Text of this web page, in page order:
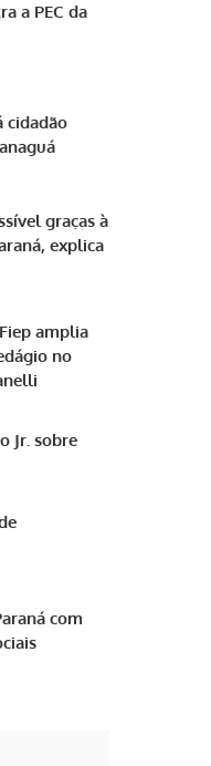
a PEC da
cidadão
graças à
explica
amplia
no
Jr. sobre
com